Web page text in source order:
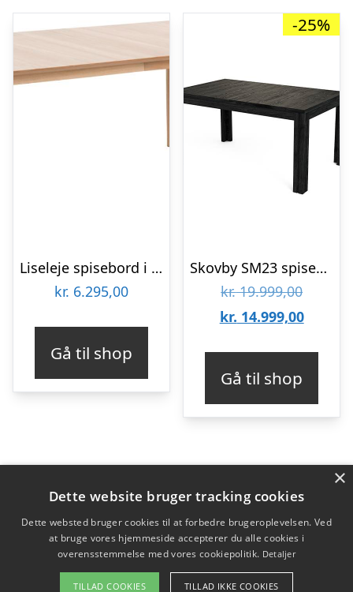
Liseleje spisebord i hvidpigmenteret eg 200 x 100 cm med mulighed for tillægsplade.
kr. 6.295,00
Gå til shop
-25%
Skovby SM23 spisebord – Sort lakeret eg : Erling Christensen Møbler
kr.19.999,00Den
kr. 14.999,00Den
kr.
Gå til shop
Varekategorier
Produkter
×
Dette website bruger tracking cookies
Dette websted bruger cookies til at forbedre brugeroplevelsen. Ved
at bruge vores hjemmeside accepterer du alle cookies i
overensstemmelse med vores cookiepolitik. Detaljer
TILLAD COOKIES TILLAD IKKE COOKIES